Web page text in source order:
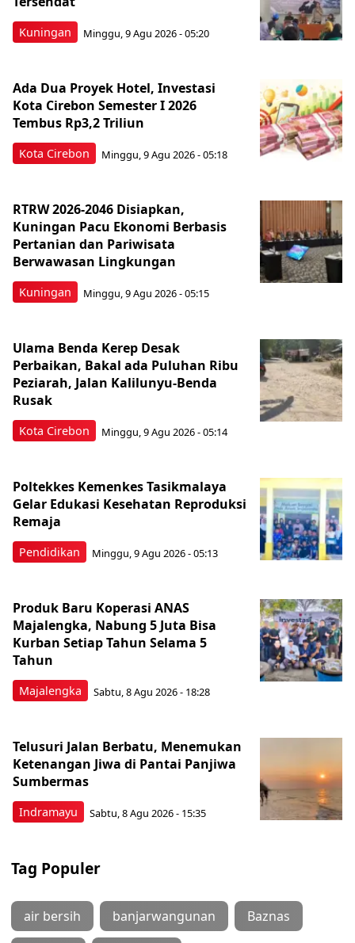
Kuningan Minggu, 9 Agu 2026 - 05:20
Kota Cirebon
Ada Dua Proyek Hotel, Investasi
Kota Cirebon Semester I 2026
Tembus Rp3,2 Triliun
Minggu, 9 Agu 2026 - 05:18
Kuningan
RTRW 2026-2046 Disiapkan,
Kuningan Pacu Ekonomi Berbasis
Pertanian dan Pariwisata
Berwawasan Lingkungan
Minggu, 9 Agu 2026 - 05:15
Kota Cirebon
Ulama Benda Kerep Desak
Perbaikan, Bakal ada Puluhan Ribu
Peziarah, Jalan Kalilunyu-Benda
Rusak
Minggu, 9 Agu 2026 - 05:14
Pendidikan
Poltekkes Kemenkes Tasikmalaya
Gelar Edukasi Kesehatan Reproduksi
Remaja
Minggu, 9 Agu 2026 - 05:13
Majalengka
Produk Baru Koperasi ANAS
Majalengka, Nabung 5 Juta Bisa
Kurban Setiap Tahun Selama 5
Tahun
Sabtu, 8 Agu 2026 - 18:28
Indramayu
Telusuri Jalan Berbatu, Menemukan
Ketenangan Jiwa di Pantai Panjiwa
Sumbermas
Sabtu, 8 Agu 2026 - 15:35
Tag Populer
air bersih banjarwangunan Baznas